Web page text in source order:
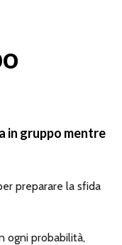
in gruppo mentre
preparare la sfida
ogni probabilità,